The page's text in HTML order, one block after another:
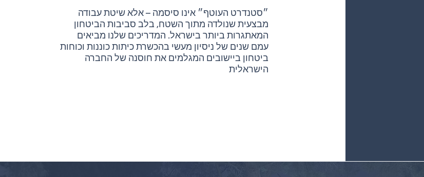
״סטנדרט העוטף״ אינו סיסמה – אלא שיטת עבודה
מבצעית שנולדה מתוך השטח, בלב סביבות הביטחון
המאתגרות ביותר בישראל. המדריכים שלנו מביאים
עמם שנים של ניסיון מעשי בהכשרת כיתות כוננות וכוחות
ביטחון ביישובים המגלמים את חוסנה של החברה
הישראלית